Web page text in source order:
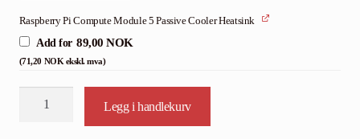
Raspberry Pi Compute Module 5 Passive Cooler Heatsink
Add for 89,00NOK
(71,20 NOK ekskl. mva)
Legg i handlekurv